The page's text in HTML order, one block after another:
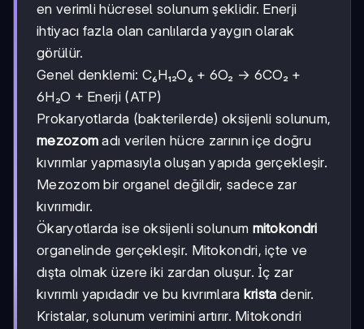
en verimli hücresel solunum şeklidir. Enerji
ihtiyacı fazla olan canlılarda yaygın olarak
görülür.
Genel denklemi: C₆H₁₂O₆ + 6O₂ → 6CO₂ +
6H₂O + Enerji (ATP)
Prokaryotlarda (bakterilerde) oksijenli solunum,
mezozom adı verilen hücre zarının içe doğru
kıvrımlar yapmasıyla oluşan yapıda gerçekleşir.
Mezozom bir organel değildir, sadece zar
kıvrımıdır.
Ökaryotlarda ise oksijenli solunum mitokondri
organelinde gerçekleşir. Mitokondri, içte ve
dışta olmak üzere iki zardan oluşur. İç zar
kıvrımlı yapıdadır ve bu kıvrımlara krista denir.
Kristalar, solunum verimini artırır. Mitokondri